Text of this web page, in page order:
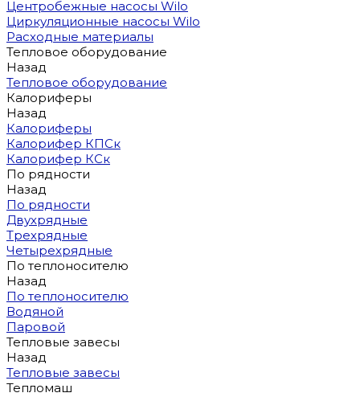
Центробежные насосы Wilo
Циркуляционные насосы Wilo
Расходные материалы
Тепловое оборудование
Назад
Тепловое оборудование
Калориферы
Назад
Калориферы
Калорифер КПСк
Калорифер КСк
По рядности
Назад
По рядности
Двухрядные
Трехрядные
Четырехрядные
По теплоносителю
Назад
По теплоносителю
Водяной
Паровой
Тепловые завесы
Назад
Тепловые завесы
Тепломаш